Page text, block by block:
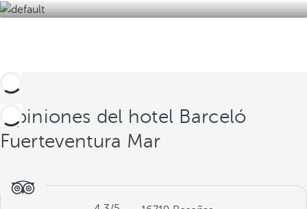
Opiniones del hotel Barceló
Fuerteventura Mar